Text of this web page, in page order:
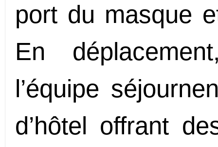
port du masque
En
l’équipe
d’hôtel offrant